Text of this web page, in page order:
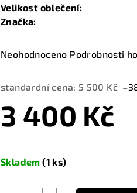
Velikost oblečení:
Značka:
Průměrné
produktu
0,0
z
Neohodnoceno Podrobnosti
standardní cena: 5 500 Kč
3 400 Kč
cena:
Skladem(1 ks)